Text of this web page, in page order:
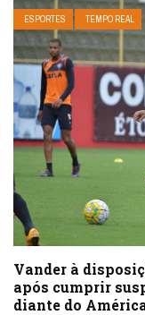
ESPORTES TEMPO REAL
Vander à
após cumprir
diante do